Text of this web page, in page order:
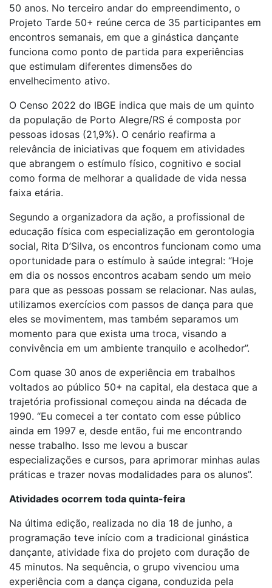
50 anos. No terceiro andar do empreendimento, o
Projeto Tarde 50+ reúne cerca de 35 participantes em
encontros semanais, em que a ginástica dançante
funciona como ponto de partida para experiências
que estimulam diferentes dimensões do
envelhecimento ativo.
O Censo 2022 do IBGE indica que mais de um quinto
da população de Porto Alegre/RS é composta por
pessoas idosas (21,9%). O cenário reafirma a
relevância de iniciativas que foquem em atividades
que abrangem o estímulo físico, cognitivo e social
como forma de melhorar a qualidade de vida nessa
faixa etária.
Segundo a organizadora da ação, a profissional de
educação física com especialização em gerontologia
social, Rita D’Silva, os encontros funcionam como uma
oportunidade para o estímulo à saúde integral: “Hoje
em dia os nossos encontros acabam sendo um meio
para que as pessoas possam se relacionar. Nas aulas,
utilizamos exercícios com passos de dança para que
eles se movimentem, mas também separamos um
momento para que exista uma troca, visando a
convivência em um ambiente tranquilo e acolhedor”.
Com quase 30 anos de experiência em trabalhos
voltados ao público 50+ na capital, ela destaca que a
trajetória profissional começou ainda na década de
1990. “Eu comecei a ter contato com esse público
ainda em 1997 e, desde então, fui me encontrando
nesse trabalho. Isso me levou a buscar
especializações e cursos, para aprimorar minhas aulas
práticas e trazer novas modalidades para os alunos”.
Atividades ocorrem toda quinta-feira
Na última edição, realizada no dia 18 de junho, a
programação teve início com a tradicional ginástica
dançante, atividade fixa do projeto com duração de
45 minutos. Na sequência, o grupo vivenciou uma
experiência com a dança cigana, conduzida pela